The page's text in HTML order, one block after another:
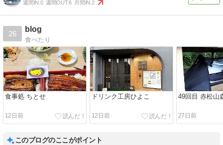
週間IN:0 週間OUT:6 月間IN:2
26
blog
食べたり
食事処 ちとせ
12日前
ドリンク工房ひよこ
12日前
49回目 赤松山
27日前
このブログのここがポイント